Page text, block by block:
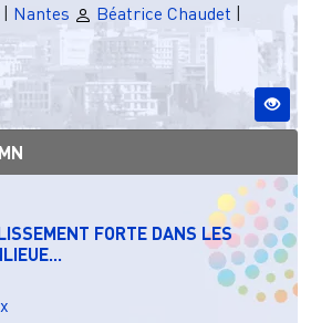
| Nantes Béatrice Chaudet |
FORTE DANS LES